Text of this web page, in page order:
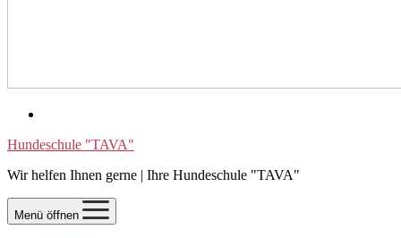
Hundeschule "TAVA"
Wir helfen Ihnen gerne | Ihre Hundeschule "TAVA"
Menü öffnen